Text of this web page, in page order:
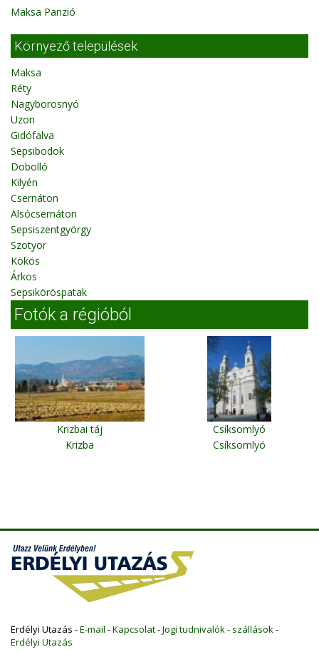
Maksa Panzió
Környező települések
Maksa
Réty
Nagyborosnyó
Uzon
Gidófalva
Sepsibodok
Dobolló
Kilyén
Csernáton
Alsócsernáton
Sepsiszentgyörgy
Szotyor
Kökös
Árkos
Sepsiköröspatak
Fotók a régióból
Krizbai táj
Krizba
Csíksomlyó
Csíksomlyó
Erdélyi Utazás -E-mail -Kapcsolat-Jogi tudnivalók- szállások-
Erdélyi Utazás